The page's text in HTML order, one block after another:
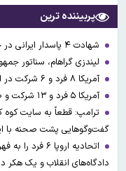
پربیننده ترین
شهادت ۴ پاسدار ایرانی در حمله دیشب آمریکت و عربستان به عراق
لیندزی گراهام، سناتور
آمریکا ۸ فرد و ۶ شرکت در ارتباط با دولت ایران را تحریم کرد
آمریکا ۵ فرد و ۱۳ شرکت و صرافی را تحریم کرد+اسامی
ترامپ: قطعاً به سایت کوه
گفت‌وگوهایی پشت صحنه با
اتحادیه
دادگاه‌های انقلاب و یک هکر